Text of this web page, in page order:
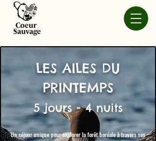
LES AILES DU
PRINTEMPS
5 jours - 4 nuits
Un séjour unique pour explorer la forêt boréale à travers ses